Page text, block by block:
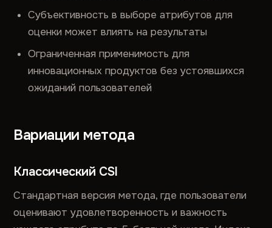
Субъективность в выборе атрибутов для
оценки может влиять на результаты
Ограниченная применимость для
инновационных продуктов без устоявшихся
ожиданий пользователей
Вариации метода
Классический CSI
Стандартная версия метода, где пользователи
оценивают удовлетворенность и важность